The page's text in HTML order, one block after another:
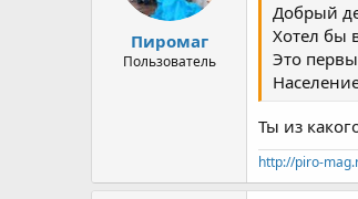
Пиромаг
Пользователь
Добрый
Хотел бы
Это
Ты из
http://piro-